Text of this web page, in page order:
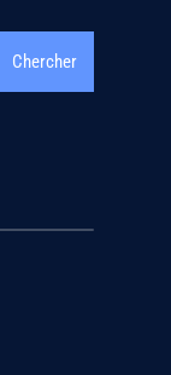
Chercher